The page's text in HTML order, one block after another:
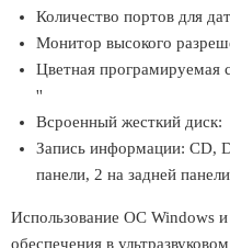
Количество портов для
Монитор высокого
Цветная програмируемая
''
Всроенный жесткий
Запись информации: CD,
панели, 2 на задней
Использование ОС Windows и
обеспечения в